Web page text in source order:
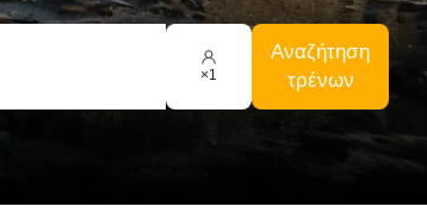
×1
Αναζήτηση
τρένων